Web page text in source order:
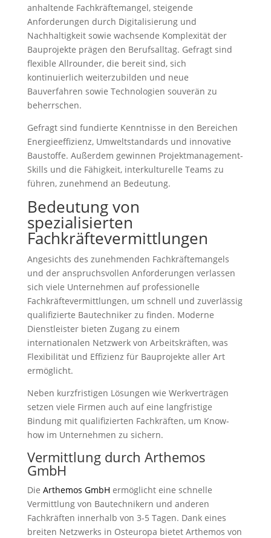
anhaltende Fachkräftemangel, steigende
Anforderungen durch Digitalisierung und
Nachhaltigkeit sowie wachsende Komplexität der
Bauprojekte prägen den Berufsalltag. Gefragt sind
flexible Allrounder, die bereit sind, sich
kontinuierlich weiterzubilden und neue
Bauverfahren sowie Technologien souverän zu
beherrschen.
Gefragt sind fundierte Kenntnisse in den Bereichen
Energieeffizienz, Umweltstandards und innovative
Baustoffe. Außerdem gewinnen Projektmanagement-
Skills und die Fähigkeit, interkulturelle Teams zu
führen, zunehmend an Bedeutung.
Bedeutung von
spezialisierten
Fachkräftevermittlungen
Angesichts des zunehmenden Fachkräftemangels
und der anspruchsvollen Anforderungen verlassen
sich viele Unternehmen auf professionelle
Fachkräftevermittlungen, um schnell und zuverlässig
qualifizierte Bautechniker zu finden. Moderne
Dienstleister bieten Zugang zu einem
internationalen Netzwerk von Arbeitskräften, was
Flexibilität und Effizienz für Bauprojekte aller Art
ermöglicht.
Neben kurzfristigen Lösungen wie Werkverträgen
setzen viele Firmen auch auf eine langfristige
Bindung mit qualifizierten Fachkräften, um Know-
how im Unternehmen zu sichern.
Vermittlung durch Arthemos
GmbH
Die Arthemos GmbH ermöglicht eine schnelle
Vermittlung von Bautechnikern und anderen
Fachkräften innerhalb von 3-5 Tagen. Dank eines
breiten Netzwerks in Osteuropa bietet Arthemos von